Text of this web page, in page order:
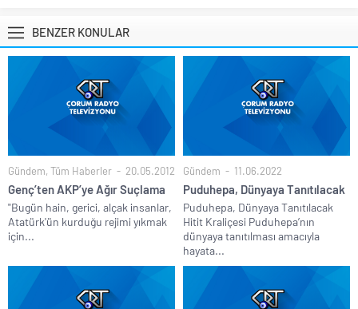
BENZER KONULAR
Gündem, Tüm Haberler 20.05.2012
Genç’ten AKP’ye Ağır Suçlama
"Bugün hain, gerici, alçak insanlar,
Atatürk'ün kurduğu rejimi yıkmak
için...
Gündem 11.06.2022
Puduhepa, Dünyaya Tanıtılacak
Puduhepa, Dünyaya Tanıtılacak
Hitit Kraliçesi Puduhepa’nın
dünyaya tanıtılması amacıyla
hayata...